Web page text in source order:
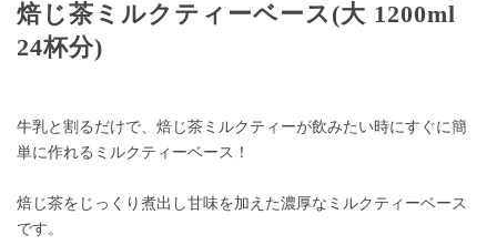
焙じ茶ミルクティーベース(大 1200ml
24杯分)
牛乳と割るだけで、焙じ茶ミルクティーが飲みたい時にすぐに簡
単に作れるミルクティーベース！
焙じ茶をじっくり煮出し甘味を加えた濃厚なミルクティーベース
です。